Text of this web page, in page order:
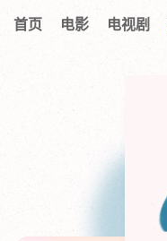
首页 电影 电视剧